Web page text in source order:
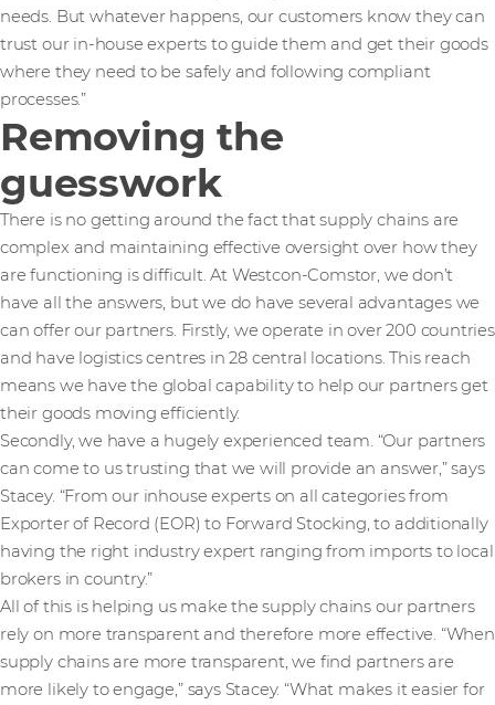
needs. But whatever happens, our customers know they can
trust our in-house experts to guide them and get their goods
where they need to be safely and following compliant
processes.”
Removing the
guesswork
There is no getting around the fact that supply chains are
complex and maintaining effective oversight over how they
are functioning is difficult. At Westcon-Comstor, we don’t
have all the answers, but we do have several advantages we
can offer our partners. Firstly, we operate in over 200 countries
and have logistics centres in 28 central locations. This reach
means we have the global capability to help our partners get
their goods moving efficiently.
Secondly, we have a hugely experienced team. “Our partners
can come to us trusting that we will provide an answer,” says
Stacey. “From our inhouse experts on all categories from
Exporter of Record (EOR) to Forward Stocking, to additionally
having the right industry expert ranging from imports to local
brokers in country.”
All of this is helping us make the supply chains our partners
rely on more transparent and therefore more effective. “When
supply chains are more transparent, we find partners are
more likely to engage,” says Stacey. “What makes it easier for